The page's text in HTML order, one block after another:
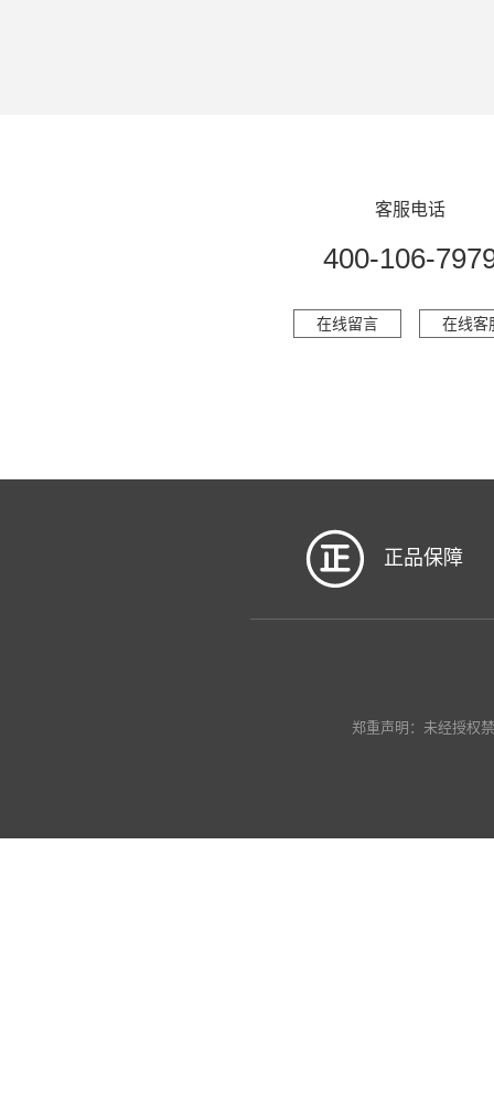
客服电话
400-106-
在线留言 在线客
正品保障
郑重声明：未经授权